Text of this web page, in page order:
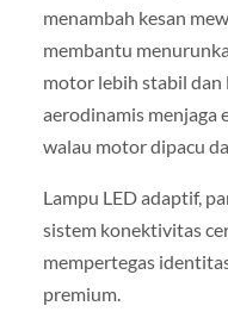
menambah kesan
membantu
motor lebih stabil dan
aerodinamis menjaga
walau motor dipacu
Lampu LED adaptif,
sistem konektivitas
mempertegas
premium.